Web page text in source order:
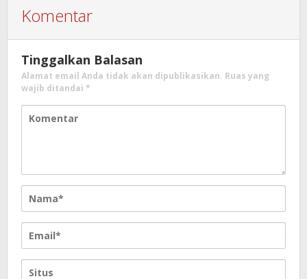
Komentar
Tinggalkan Balasan
Alamat email Anda tidak akan dipublikasikan. Ruas yang
wajib ditandai *